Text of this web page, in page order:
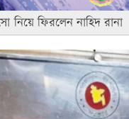
নিয়ে ফিরলেন নাহিদ রানা